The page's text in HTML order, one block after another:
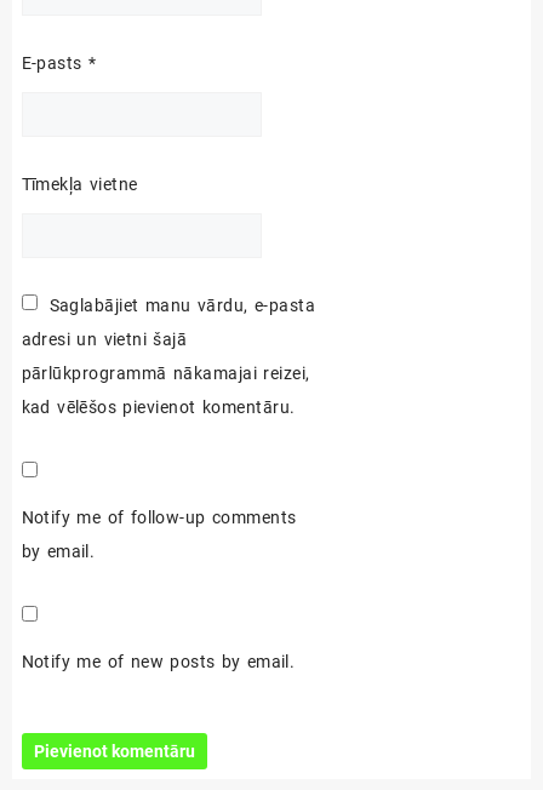
E-pasts *
Tīmekļa vietne
Saglabājiet manu vārdu, e-pasta
adresi un vietni šajā
pārlūkprogrammā nākamajai reizei,
kad vēlēšos pievienot komentāru.
Notify me of follow-up comments
by email.
Notify me of new posts by email.